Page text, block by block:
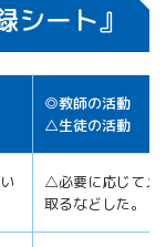
シート』
◎教師の活動
△生徒の活動
△必要に応じてメ
取るなどした。